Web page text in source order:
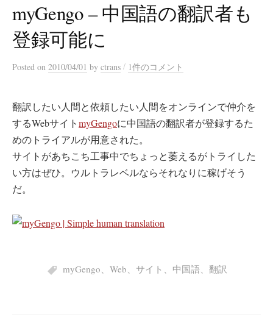
myGengo – 中国語の翻訳者も
登録可能に
Posted on 2010/04/01 by ctrans / 1件のコメント
翻訳したい人間と依頼したい人間をオンラインで仲介を
するWebサイトmyGengoに中国語の翻訳者が登録するた
めのトライアルが用意された。
サイトがあちこち工事中でちょっと萎えるがトライした
い方はぜひ。ウルトラレベルならそれなりに稼げそう
だ。
myGengo、 Web、 サイト 、 中国語、 翻訳